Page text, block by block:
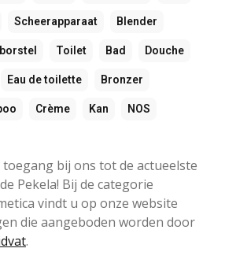
Scheerapparaat Blender
Toilet Bad Douche
Eau de toilette Bronzer
Crème Kan NOS
bij ons tot de actueelste
Pekela! Bij de categorie
vindt u op onze website
die aangeboden worden door
.